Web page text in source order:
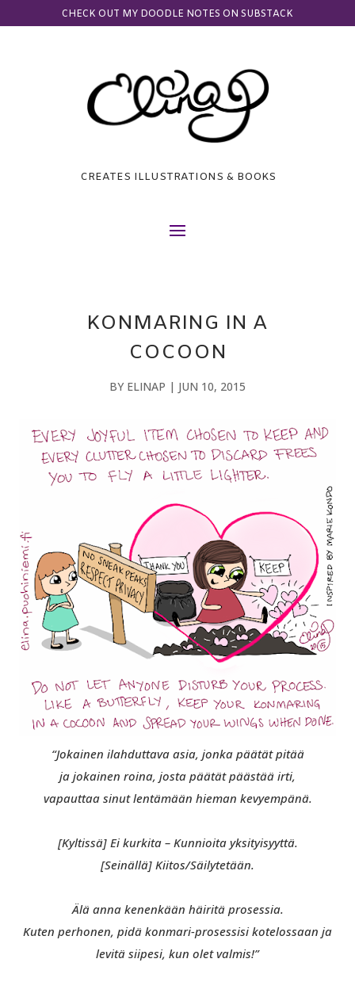
CHECK OUT MY DOODLE NOTES ON SUBSTACK
CREATES ILLUSTRATIONS & BOOKS
KONMARING IN A
COCOON
BY ELINAP | JUN 10, 2015
“Jokainen ilahduttava asia, jonka päätät pitää
ja jokainen roina, josta päätät päästää irti,
vapauttaa sinut lentämään hieman kevyempänä.
[Kyltissä] Ei kurkita – Kunnioita yksityisyyttä.
[Seinällä] Kiitos/Säilytetään.
Älä anna kenenkään häiritä prosessia.
Kuten perhonen, pidä konmari-prosessisi kotelossaan ja
levitä siipesi, kun olet valmis!”